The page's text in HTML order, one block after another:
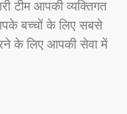
टीम आपकी व्यक्तिगत
बच्चों के लिए सबसे
के लिए आपकी सेवा में